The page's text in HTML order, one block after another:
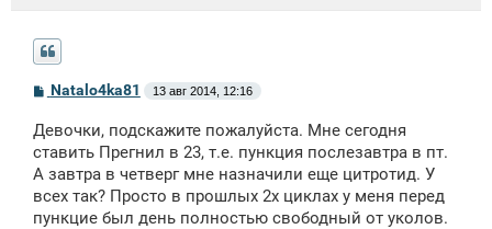
С
о
б
щ
н
и
Natalo4ka81 13 авг 2014, 12:16
Девочки, подскажите пожалуйста. Мне сегодня
ставить Прегнил в 23, т.е. пункция послезавтра в пт.
А завтра в четверг мне назначили еще цитротид. У
всех так? Просто в прошлых 2х циклах у меня перед
пункцие был день полностью свободный от уколов.